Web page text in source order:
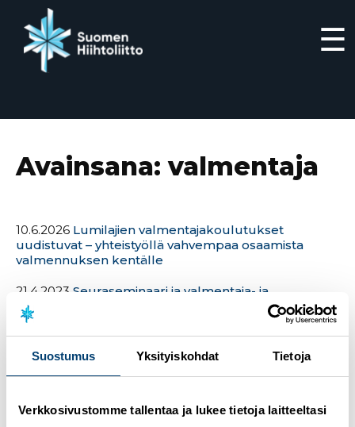
Suostumus Yksityiskohdat Tietoja
Verkkosivustomme tallentaa ja lukee tietoja laitteeltasi
☰
Avainsana:valmentaja
10.6.2026 Lumilajien valmentajakoulutukset
uudistuvat – yhteistyöllä vahvempaa osaamista
valmennuksen kentälle
21.4.2023 Seuraseminaari ja valmentaja- ja
suksihuoltoseminaari 2023 – seminaariohjelmat on
julkaistu
28.4.2021Uusi lumilajivalmennukseen painottuva
liikunnanohjaajan AMK-koulutus
vaatii? – Valmentajakerhon webinaari 24.4.